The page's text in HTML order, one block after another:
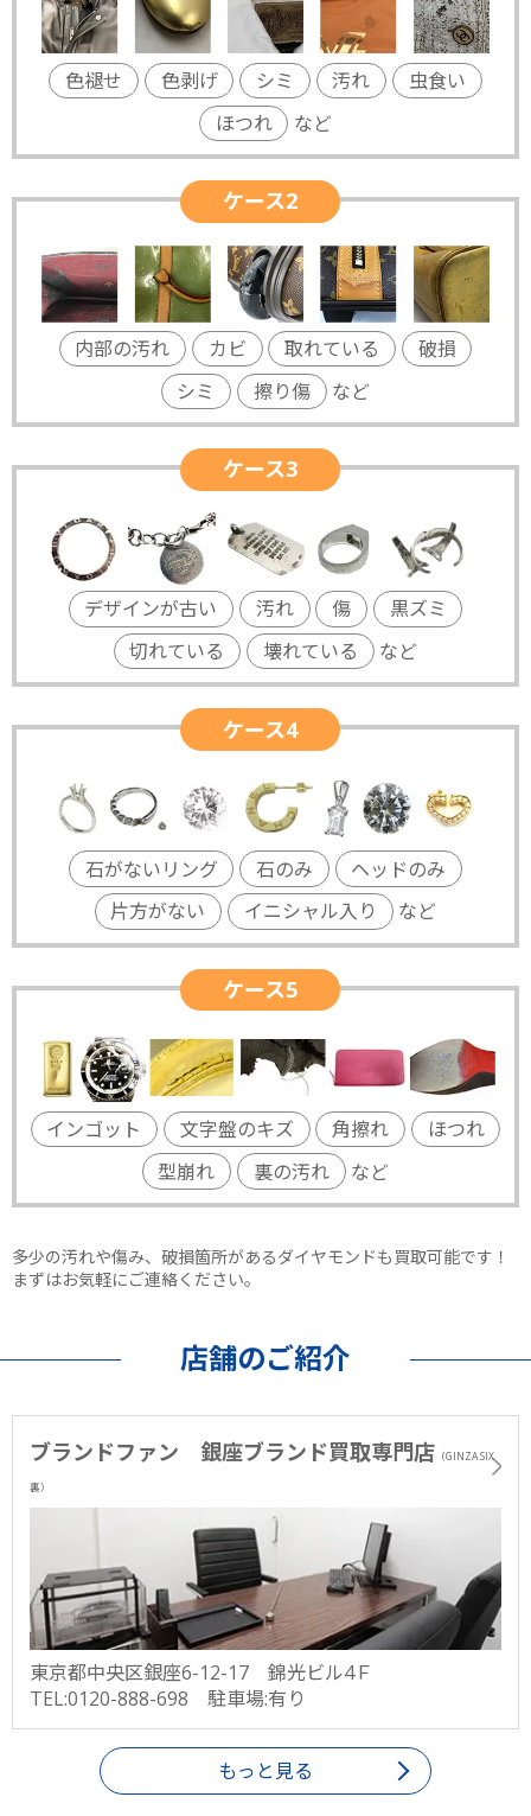
色褪せ 色剥げ シミ 汚れ
虫食い
ほつれ
など
ケース2
内部の汚れ カビ 取れている
破損
シミ
擦り傷 など
ケース3
デザインが古い 汚れ 傷
黒ズミ
切れている
壊れている など
ケース4
石がないリング 石のみ
ヘッドのみ
片方がない
イニシャル入り など
ケース5
インゴット 文字盤のキズ 角擦れ
ほつれ
型崩れ
裏の汚れ など
多少の汚れや傷み、破損箇所があるダイヤモンドも買取可能です！
まずはお気軽にご連絡ください。
店舗のご紹介
ブランドファン 銀座ブランド買取専門店 （GINZA SIX
裏）
東京都中央区銀座6-12-17 錦光ビル4Ｆ
TEL:0120-888-698 駐車場:有り
もっと見る